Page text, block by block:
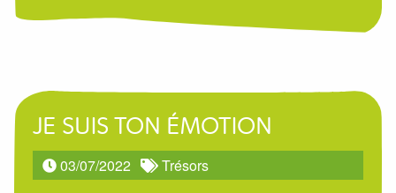
JE SUIS TON ÉMOTION
03/07/2022
Trésors